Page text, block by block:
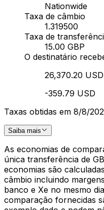
Nationwide
Taxa de câmbio
1.319500
Taxa de
15.00 GBP
O destinatário
26,370.20 USD
-359.79 USD
Taxas obtidas em 8/8/
Saiba mais
As economias de
única transferência de
economias são
câmbio incluindo
banco e Xe no mesmo
comparação fornecidas